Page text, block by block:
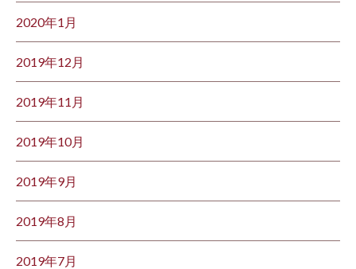
2020年1月
2019年12月
2019年11月
2019年10月
2019年9月
2019年8月
2019年7月